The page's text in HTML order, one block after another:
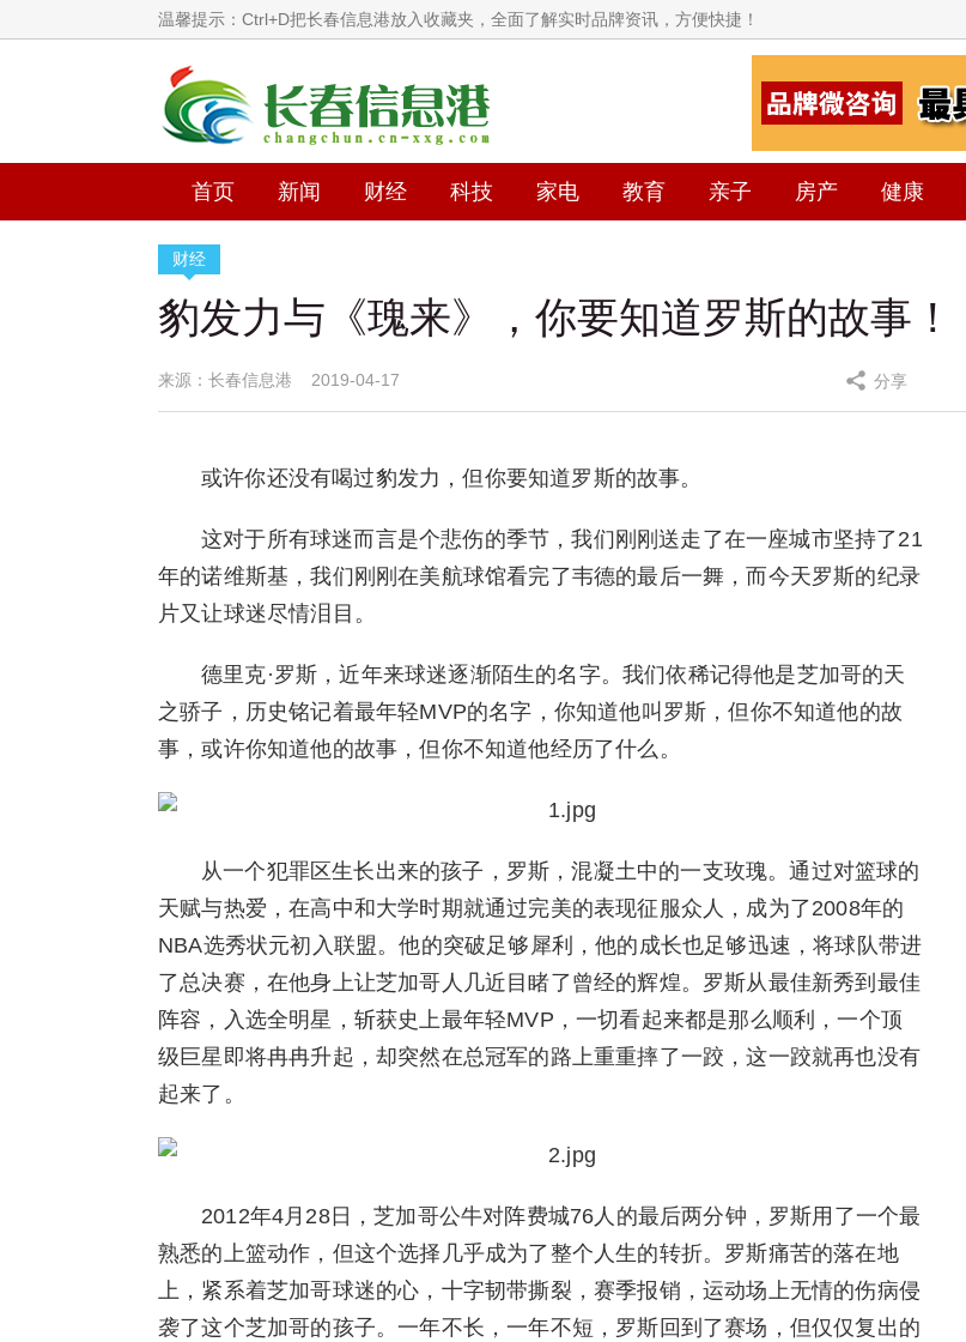
温馨提示：Ctrl+D把长春信息港放入收藏夹，全面了解实时品牌资讯，方便快捷！
首页 新闻 财经 科技 家电 教育 亲子 房产 健康
财经
豹发力与《瑰来》，你要知道罗斯的故事！
来源：长春信息港 2019-04-17 分享
或许你还没有喝过豹发力，但你要知道罗斯的故事。
这对于所有球迷而言是个悲伤的季节，我们刚刚送走了在一座城市坚持了21
年的诺维斯基，我们刚刚在美航球馆看完了韦德的最后一舞，而今天罗斯的纪录
片又让球迷尽情泪目。
德里克·罗斯，近年来球迷逐渐陌生的名字。我们依稀记得他是芝加哥的天
之骄子，历史铭记着最年轻MVP的名字，你知道他叫罗斯，但你不知道他的故
事，或许你知道他的故事，但你不知道他经历了什么。
从一个犯罪区生长出来的孩子，罗斯，混凝土中的一支玫瑰。通过对篮球的
天赋与热爱，在高中和大学时期就通过完美的表现征服众人，成为了2008年的
NBA选秀状元初入联盟。他的突破足够犀利，他的成长也足够迅速，将球队带进
了总决赛，在他身上让芝加哥人几近目睹了曾经的辉煌。罗斯从最佳新秀到最佳
阵容，入选全明星，斩获史上最年轻MVP，一切看起来都是那么顺利，一个顶
级巨星即将冉冉升起，却突然在总冠军的路上重重摔了一跤，这一跤就再也没有
起来了。
2012年4月28日，芝加哥公牛对阵费城76人的最后两分钟，罗斯用了一个最
熟悉的上篮动作，但这个选择几乎成为了整个人生的转折。罗斯痛苦的落在地
上，紧系着芝加哥球迷的心，十字韧带撕裂，赛季报销，运动场上无情的伤病侵
袭了这个芝加哥的孩子。一年不长，一年不短，罗斯回到了赛场，但仅仅复出的